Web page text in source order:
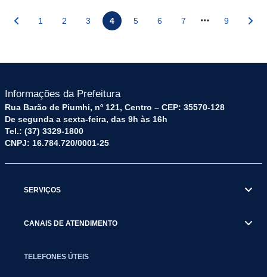
1 2 3 4 5 6 7 9
Informações da Prefeitura
Rua Barão de Piumhi, nº 121, Centro – CEP: 35570-128
De segunda a sexta-feira, das 9h às 16h
Tel.: (37) 3329-1800
CNPJ: 16.784.720/0001-25
SERVIÇOS
CANAIS DE ATENDIMENTO
TELEFONES ÚTEIS